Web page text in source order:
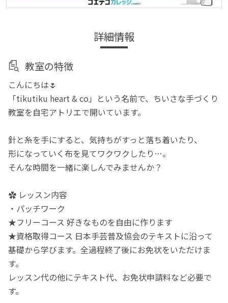
詳細情報
教室の特徴
こんにちは🌷
「tikutiku heart & co」という名前で、ちいさな手づくり
教室を自宅アトリエで開いています。
針と糸を手にすると、気持ちがすっと落ち着いたり、
形になっていく布を見てワクワクしたり…。
そんな時間を一緒に楽しんでみませんか？
✿ レッスン内容
・パッチワーク
★フリーコース 好きなものを自由に作ります
★資格取得コース 日本手芸普及協会のテキストに沿って
基礎から学びます。全過程終了後にお免状をいただけま
す。
レッスン代の他にテキスト代、お免状申請料など必要で
す。